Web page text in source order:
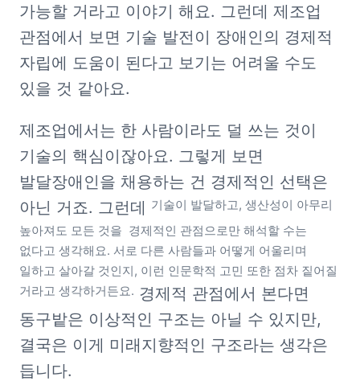
가능할 거라고 이야기 해요. 그런데 제조업
관점에서 보면 기술 발전이 장애인의 경제적
자립에 도움이 된다고 보기는 어려울 수도
있을 것 같아요.
제조업에서는 한 사람이라도 덜 쓰는 것이
기술의 핵심이잖아요. 그렇게 보면
발달장애인을 채용하는 건 경제적인 선택은
아닌 거죠. 그런데 기술이 발달하고, 생산성이 아무리
높아져도 모든 것을  경제적인 관점으로만 해석할 수는
없다고 생각해요. 서로 다른 사람들과 어떻게 어울리며
일하고 살아갈 것인지, 이런 인문학적 고민 또한 점차 짙어질
거라고 생각하거든요. 경제적 관점에서 본다면
동구밭은 이상적인 구조는 아닐 수 있지만,
결국은 이게 미래지향적인 구조라는 생각은
듭니다.